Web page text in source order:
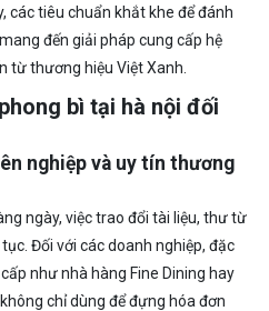
các tiêu chuẩn khắt khe để đánh
đến giải pháp cung cấp hệ
từ thương hiệu Việt Xanh.
bì tại hà nội đối
nghiệp và uy tín thương
ngày, việc trao đổi tài liệu, thư từ
Đối với các doanh nghiệp, đặc
như nhà hàng Fine Dining hay
chỉ dùng để đựng hóa đơn